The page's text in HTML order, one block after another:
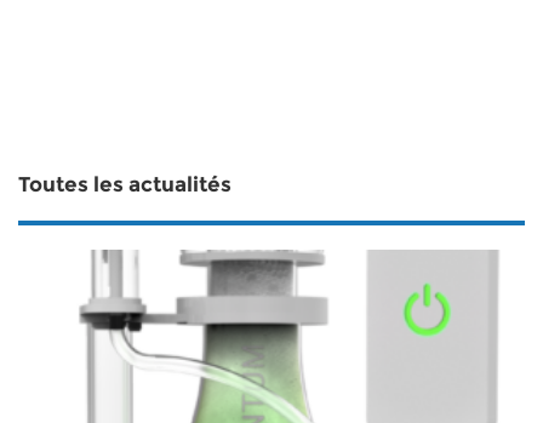
Toutes les actualités